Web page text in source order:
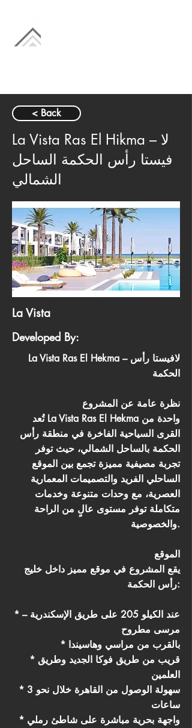
< Back
La Vista Ras El Hikma – لا
فيستا رأس الحكمة الساحل
الشمالي
La Vista
Developed By:
La Vista Ras El Hekma – لافيستا رأس
الحكمة
نظرة عامة عن المشروع
تُعد La Vista Ras El Hekma واحدة من
القرى السياحية الفاخرة في منطقة رأس
الحكمة بالساحل الشمالي، حيث توفر
تجربة مصيفية مميزة تجمع بين الموقع
الساحلي الفريد والتصميمات المعمارية
العصرية، مع وحدات متنوعة وخدمات
متكاملة توفر مستوى عالٍ من الراحة
والخصوصية.
الموقع
يقع المشروع في موقع مميز داخل خليج
رأس الحكمة:
* عند الكيلو 205 على طريق الإسكندرية –
مرسى مطروح
* بالقرب من مراسي وهاسيندا
* قريب من طريق فوكا الجديد وطريق
العلمين
* سهولة الوصول من القاهرة خلال نحو 3
ساعات
* واجهة بحرية مباشرة على شاطئ رملي